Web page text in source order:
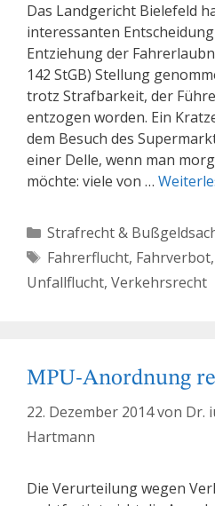
Das Landgericht Bielefeld
interessanten
Entziehung der
142 StGB) Stellung
trotz Strafbarkeit, der
entzogen worden. Ein
dem Besuch des
einer Delle, wenn man
möchte: viele von …
Kategorien
Strafrecht &
Schlagwörter
Fahrerflucht, Fahrverbot,
Unfallflucht, Verkehrsrecht
MPU-Anordnung
22. Dezember 2014von Dr.
Hartmann
Die Verurteilung wegen